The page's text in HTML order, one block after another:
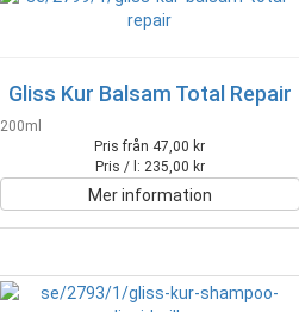
Gliss Kur Balsam Total Repair
200ml
Pris från 47,00 kr
Pris / l: 235,00 kr
Mer information